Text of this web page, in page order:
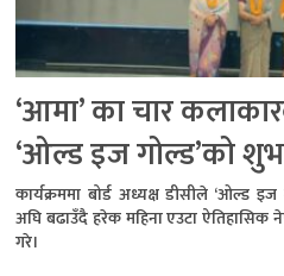
‘आमा’ का चार
‘ओल्ड इज गोल्ड’को
कार्यक्रममा बोर्ड अध्यक्ष डीसीले ‘ओल्ड
अघि बढाउँदै हरेक महिना एउटा ऐतिहासिक
गरे।